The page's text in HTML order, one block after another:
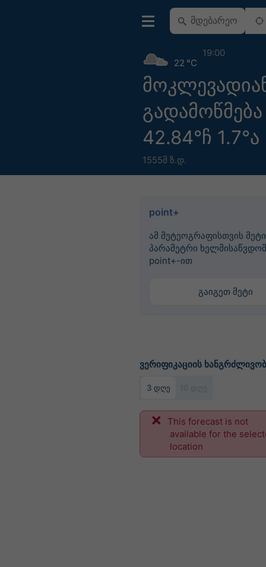
გადამოწმება
42.84°ჩ 1.7°ა
1555მ ზ.დ.
22 °C
19:00
point+
ამ მეტეოგრაფისთვის მეტი
პარამეტრი
point+-ით
გაიგეთ მეტი
ვერიფიკაციის
3 დღე
This forecast is not
available for the
location